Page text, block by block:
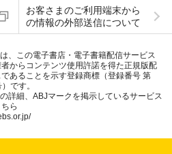
お客さまのご利用端末から
の情報の外部送信について
、この電子書店・電子書籍配信サービス
からコンテンツ使用許諾を得た正規版配
あることを示す登録商標（登録番号 第
です。
詳細、ABJマークを掲示しているサービス
ら